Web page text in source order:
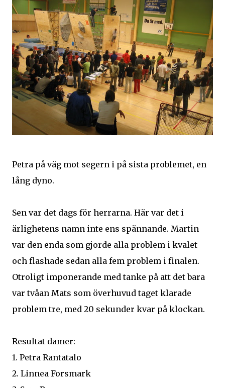
Petra på väg mot segern i på sista problemet, en
lång dyno.
Sen var det dags för herrarna. Här var det i
ärlighetens namn inte ens spännande. Martin
var den enda som gjorde alla problem i kvalet
och flashade sedan alla fem problem i finalen.
Otroligt imponerande med tanke på att det bara
var tvåan Mats som överhuvud taget klarade
problem tre, med 20 sekunder kvar på klockan.
Resultat damer:
1. Petra Rantatalo
2. Linnea Forsmark